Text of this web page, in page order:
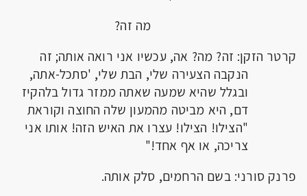
מה זה?
קרטר הזקן: זה? מה? אה, עכשיו אני רואה אותה; זה
הנקבה הצעירה שלי, הבת שלי, 'סתכל-אתה,
ובגלל שהיא שמעה שאתה ממזר גדול בלהקיז
דם, היא מביטה מהמעון שלה החוצה וקוראת
"הצילו! הצילו! עצרו את האיש הזה! אותו אני
צריכה, או אף אחד!"
פרנק סורני: בשם הרחמים, סלק אותה.